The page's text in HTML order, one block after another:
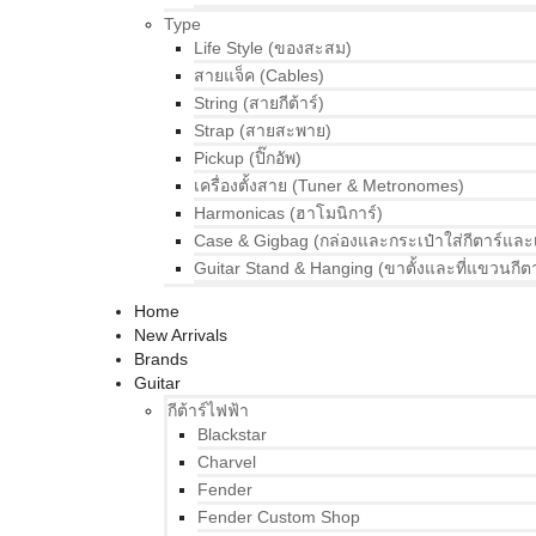
Type
Life Style (ของสะสม)
สายแจ็ค (Cables)
String (สายกีต้าร์)
Strap (สายสะพาย)
Pickup (ปิ๊กอัพ)
เครื่องตั้งสาย (Tuner & Metronomes)
Harmonicas (ฮาโมนิการ์)
Case & Gigbag (กล่องและกระเป๋าใส่กีตาร์และ
Guitar Stand & Hanging (ขาตั้งและที่แขวนกีต
Home
New Arrivals
Brands
Guitar
กีต้าร์ไฟฟ้า
Blackstar
Charvel
Fender
Fender Custom Shop